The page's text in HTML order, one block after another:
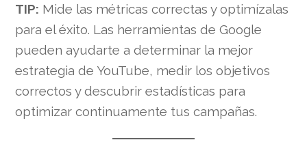
TIP: Mide las métricas correctas y optimízalas
para el éxito. Las herramientas de Google
pueden ayudarte a determinar la mejor
estrategia de YouTube, medir los objetivos
correctos y descubrir estadísticas para
optimizar continuamente tus campañas.